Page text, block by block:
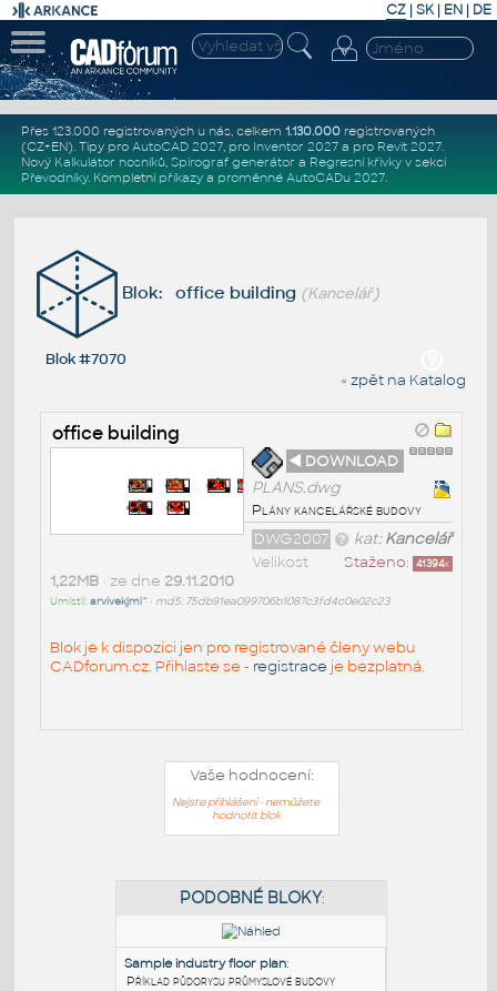
CZ | SK| EN | DE
Přes 123.000 registrovaných u nás, celkem 1.130.000registrovaných
(CZ+EN). Tipy pro AutoCAD 2027, pro Inventor 2027a pro Revit 2027.
Nový Kalkulátor nosníků, Spirograf generátor a Regresní křivkyv sekci
Převodníky. Kompletní příkazya proměnné AutoCADu 2027.
Blok: office building (Kancelář)
Blok #7070
« zpět na Katalog
office building
◄ DOWNLOAD
PLANS.dwg
Plány kancelářské budovy
kat:Kancelář
DWG2007
Staženo: 41394x
Velikost
1,22MB• ze dne 29.11.2010
Umístil:arvivekjmi^ • md5: 75db91ea099706b1087c3fd4c0e02c23
Blok je k dispozici jen pro registrované členy webu
CADforum.cz. Přihlaste se - registrace je bezplatná.
Vaše hodnocení:
Nejste přihlášeni - nemůžete
hodnotit blok